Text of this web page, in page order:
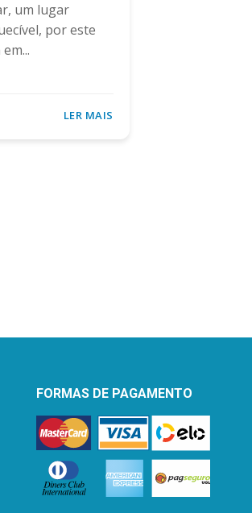
um lugar
por este
LER MAIS
FORMAS DE PAGAMENTO